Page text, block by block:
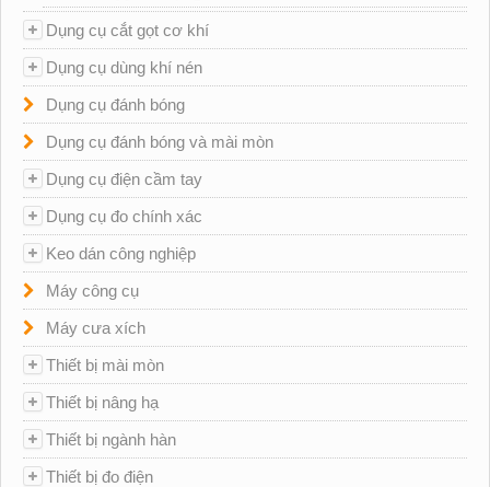
Dụng cụ cắt gọt cơ khí
Dụng cụ dùng khí nén
Dụng cụ đánh bóng
Dụng cụ đánh bóng và mài mòn
Dụng cụ điện cầm tay
Dụng cụ đo chính xác
Keo dán công nghiệp
Máy công cụ
Máy cưa xích
Thiết bị mài mòn
Thiết bị nâng hạ
Thiết bị ngành hàn
Thiết bị đo điện